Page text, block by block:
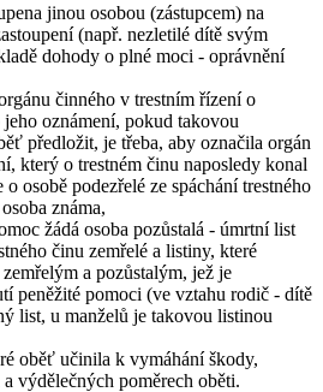
jinou osobou (zástupcem) na
(např. nezletilé dítě svým
dohody o plné moci - oprávnění
činného v trestním řízení o
oznámení, pokud takovou
předložit, je třeba, aby označila orgán
který o trestném činu naposledy konal
osobě podezřelé ze spáchání trestného
známa,
žádá osoba pozůstalá - úmrtní list
činu zemřelé a listiny, které
a pozůstalým, jež je
peněžité pomoci (ve vztahu rodič - dítě
list, u manželů je takovou listinou
oběť učinila k vymáhání škody,
výdělečných poměrech oběti.